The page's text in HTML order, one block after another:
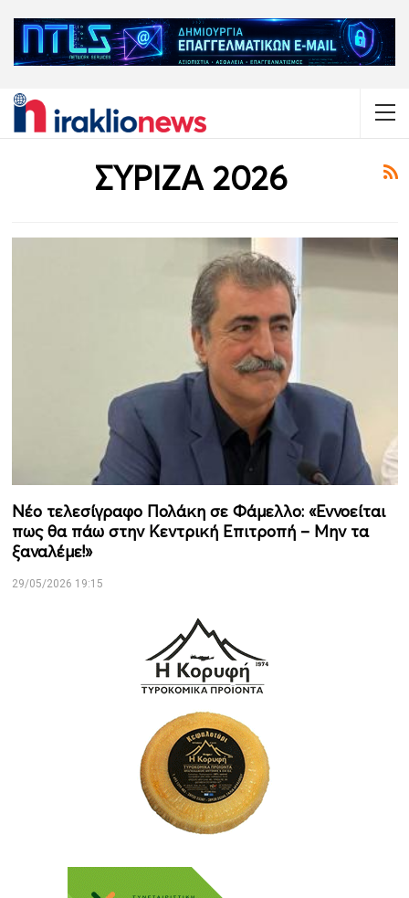
ΣΥΡΙΖΑ 2026
Νέο τελεσίγραφο Πολάκη σε Φάμελλο: «Εννοείται
πως θα πάω στην Κεντρική Επιτροπή – Μην τα
ξαναλέμε!»
29/05/2026 19:15